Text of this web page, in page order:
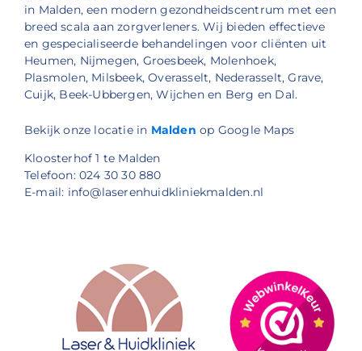
in Malden, een modern gezondheidscentrum met een
breed scala aan zorgverleners. Wij bieden effectieve
en gespecialiseerde behandelingen voor cliënten uit
Heumen, Nijmegen, Groesbeek, Molenhoek,
Plasmolen, Milsbeek, Overasselt, Nederasselt, Grave,
Cuijk, Beek-Ubbergen, Wijchen en Berg en Dal.
Bekijk onze locatie in Malden op Google Maps
Kloosterhof 1 te Malden
Telefoon: 024 30 30 880
E-mail: info@laserenhuidkliniekmalden.nl